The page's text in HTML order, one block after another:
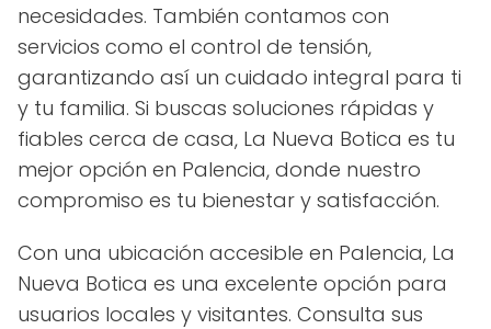
necesidades. También contamos con
servicios como el control de tensión,
garantizando así un cuidado integral para ti
y tu familia. Si buscas soluciones rápidas y
fiables cerca de casa, La Nueva Botica es tu
mejor opción en Palencia, donde nuestro
compromiso es tu bienestar y satisfacción.
Con una ubicación accesible en Palencia, La
Nueva Botica es una excelente opción para
usuarios locales y visitantes. Consulta sus